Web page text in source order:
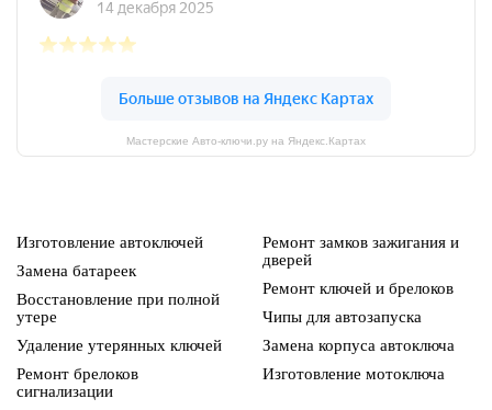
Мастерские Авто-ключи.ру на Яндекс.Картах
Изготовление автоключей
Замена батареек
Восстановление при полной
утере
Удаление утерянных ключей
Ремонт брелоков
сигнализации
Ремонт замков зажигания и
дверей
Ремонт ключей и брелоков
Чипы для автозапуска
Замена корпуса автоключа
Изготовление мотоключа